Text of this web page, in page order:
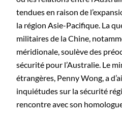
tendues en raison de
la région Asie-Pacifique. La
militaires de la Chine,
méridionale, soulève des
sécurité pour l’Australie. Le
étrangères, Penny Wong, a
inquiétudes sur la sécurité
rencontre avec son